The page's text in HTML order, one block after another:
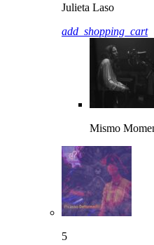
Julieta Laso
add_shopping_cart
Mismo
5